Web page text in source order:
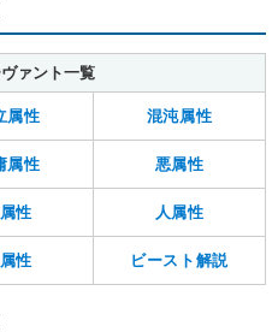
ァント一覧
属性 混沌属性
属性 悪属性
性 人属性
性 ビースト解説